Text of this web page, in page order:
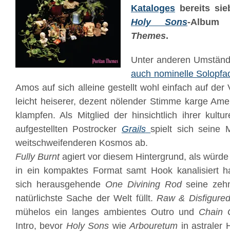
Kataloges bereits
Holy Sons-
Themes.
Unter anderen
auch nominelle
Amos auf sich alleine gestellt wohl einfach auf der
leicht heiserer, dezent nölender Stimme karge
klampfen. Als Mitglied der hinsichtlich ihrer
aufgestellten Postrocker Grails spielt sich seine
weitschweifenderen Kosmos ab.
Fully Burntagiert vor diesem Hintergrund, als
in ein kompaktes Format samt Hook kanalisiert
sich herausgehendeOne Divining Rodseine
natürlichste Sache der Welt füllt. Raw & Disfigured
mühelos ein langes ambientes Outro und Chain
Intro, bevor Holy Sons wieArbouretum in astraler